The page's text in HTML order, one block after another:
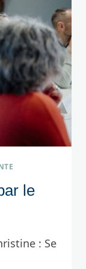
le
: Se